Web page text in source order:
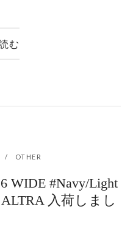
む
OTHER
WIDE #Navy/Light
入荷しまし